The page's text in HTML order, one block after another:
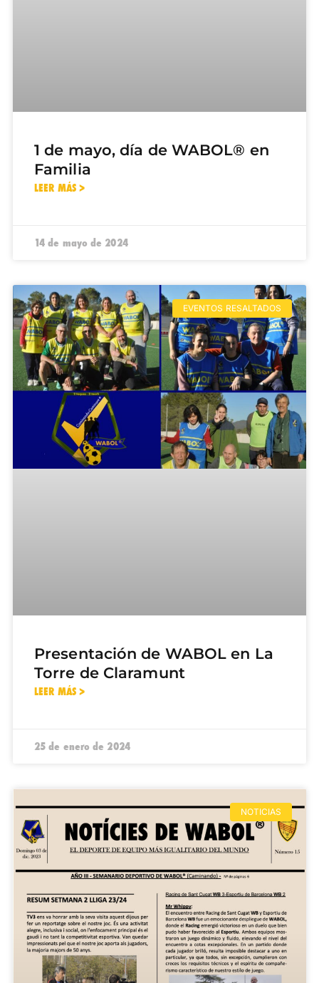
1 de mayo, día de WABOL® en
Familia
LEER MÁS >
14 de mayo de 2024
EVENTOS RESALTADOS
Presentación de WABOL en La
Torre de Claramunt
LEER MÁS >
25 de enero de 2024
NOTICIAS